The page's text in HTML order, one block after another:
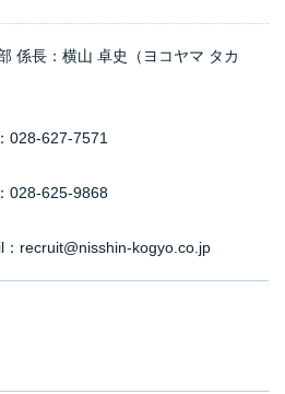
係長：横山 卓史（ヨコヤマ タカ
028-627-7571
028-625-9868
：recruit@nisshin-kogyo.co.jp